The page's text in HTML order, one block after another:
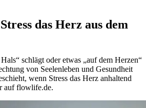
das Herz aus dem
schlägt oder etwas „auf dem Herzen“
von Seelenleben und Gesundheit
wenn Stress das Herz anhaltend
auf flowlife.de.